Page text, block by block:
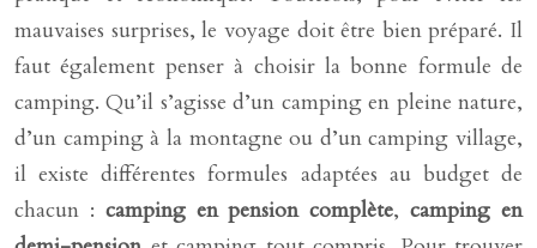
mauvaises surprises, le voyage doit être bien préparé. Il
faut également penser à choisir la bonne formule de
camping. Qu’il s’agisse d’un camping en pleine nature,
d’un camping à la montagne ou d’un camping village,
il existe différentes formules adaptées au budget de
chacun : camping en pension complète,camping en